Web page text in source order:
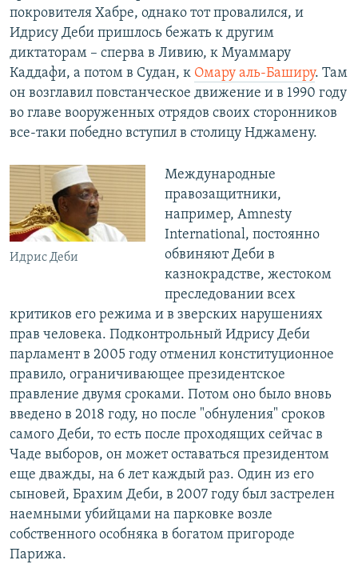
покровителя Хабре, однако тот провалился, и
Идрису Деби пришлось бежать к другим
диктаторам – сперва в Ливию, к Муаммару
Каддафи, а потом в Судан, к Омару аль-Баширу. Там
он возглавил повстанческое движение и в 1990 году
во главе вооруженных отрядов своих сторонников
все-таки победно вступил в столицу Нджамену.
Идрис Деби
Международные
правозащитники,
например, Amnesty
International, постоянно
обвиняют Деби в
казнокрадстве, жестоком
преследовании всех
критиков его режима и в зверских нарушениях
прав человека. Подконтрольный Идрису Деби
парламент в 2005 году отменил конституционное
правило, ограничивающее президентское
правление двумя сроками. Потом оно было вновь
введено в 2018 году, но после "обнуления" сроков
самого Деби, то есть после проходящих сейчас в
Чаде выборов, он может оставаться президентом
еще дважды, на 6 лет каждый раз. Один из его
сыновей, Брахим Деби, в 2007 году был застрелен
наемными убийцами на парковке возле
собственного особняка в богатом пригороде
Парижа.